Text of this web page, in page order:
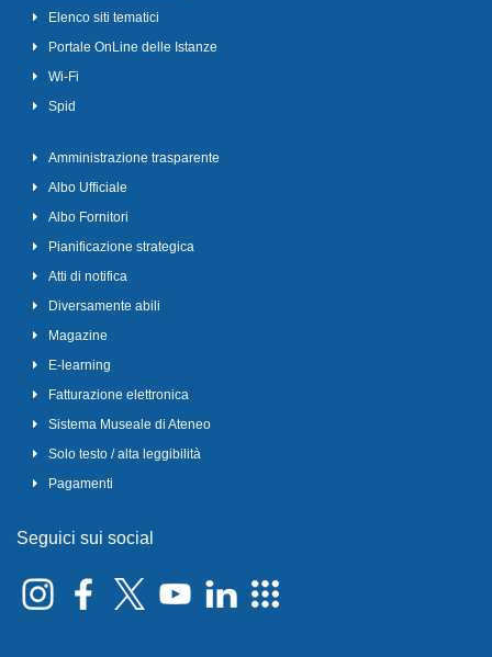
Elenco siti tematici
Portale OnLine delle Istanze
Wi-Fi
Spid
Amministrazione trasparente
Albo Ufficiale
Albo Fornitori
Pianificazione strategica
Atti di notifica
Diversamente abili
Magazine
E-learning
Fatturazione elettronica
Sistema Museale di Ateneo
Solo testo / alta leggibilità
Pagamenti
Seguici sui social